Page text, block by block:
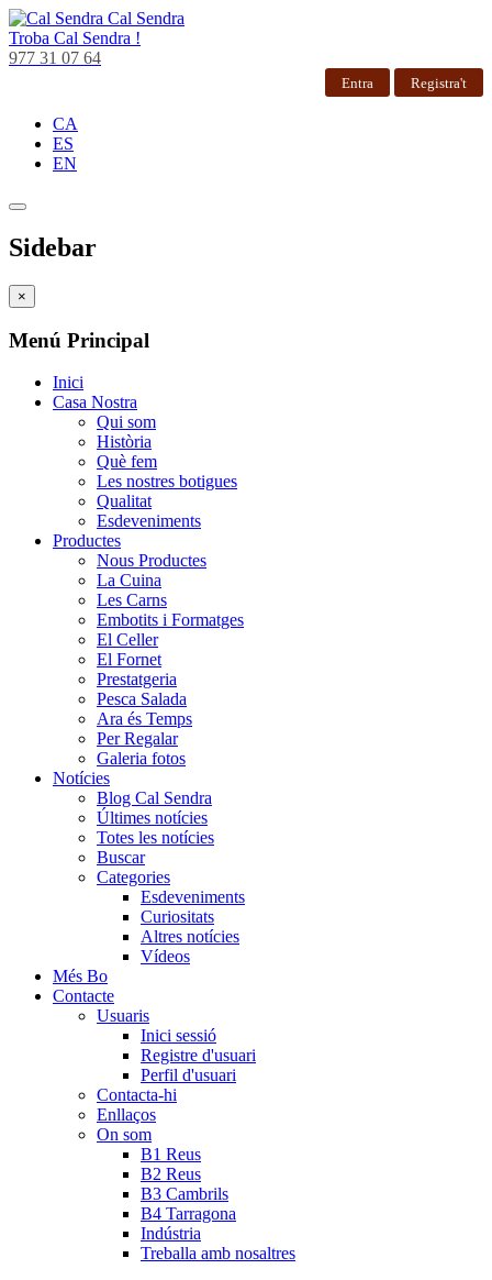
Cal Sendra
Troba Cal Sendra !
977 31 07 64
Entra Registra't
CA
ES
EN
Sidebar
×
Menú Principal
Inici
Casa Nostra
Qui som
Història
Què fem
Les nostres botigues
Qualitat
Esdeveniments
Productes
Nous Productes
La Cuina
Les Carns
Embotits i Formatges
El Celler
El Fornet
Prestatgeria
Pesca Salada
Ara és Temps
Per Regalar
Galeria fotos
Notícies
Blog Cal Sendra
Últimes notícies
Totes les notícies
Buscar
Categories
Esdeveniments
Curiositats
Altres notícies
Vídeos
Més Bo
Contacte
Usuaris
Inici sessió
Registre d'usuari
Perfil d'usuari
Contacta-hi
Enllaços
On som
B1 Reus
B2 Reus
B3 Cambrils
B4 Tarragona
Indústria
Treballa amb nosaltres